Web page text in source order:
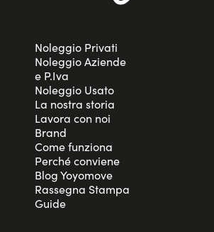
Noleggio Privati
Noleggio Aziende
e P.Iva
Noleggio Usato
La nostra storia
Lavora con noi
Brand
Come funziona
Perché conviene
Blog Yoyomove
Rassegna Stampa
Guide